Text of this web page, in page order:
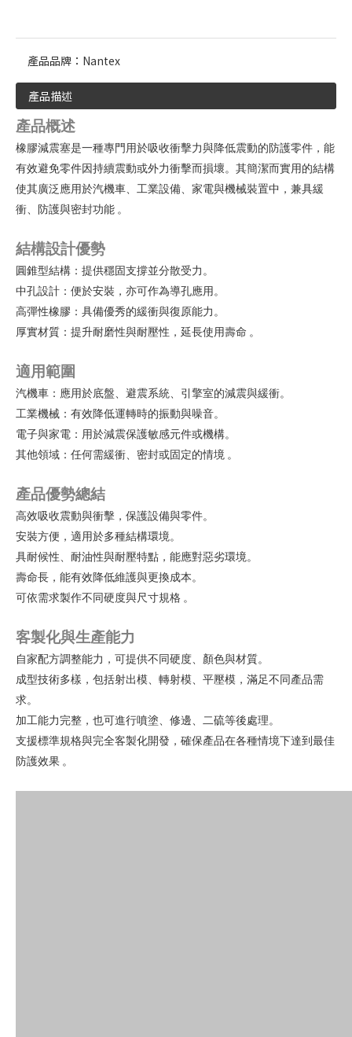
產品品牌： Nantex
產品描述
產品概述
橡膠減震塞是一種專門用於吸收衝擊力與降低震動的防護零件，能
有效避免零件因持續震動或外力衝擊而損壞。其簡潔而實用的結構
使其廣泛應用於汽機車、工業設備、家電與機械裝置中，兼具緩
衝、防護與密封功能 。
結構設計優勢
圓錐型結構：提供穩固支撐並分散受力。
中孔設計：便於安裝，亦可作為導孔應用。
高彈性橡膠：具備優秀的緩衝與復原能力。
厚實材質：提升耐磨性與耐壓性，延長使用壽命 。
適用範圍
汽機車：應用於底盤、避震系統、引擎室的減震與緩衝。
工業機械：有效降低運轉時的振動與噪音。
電子與家電：用於減震保護敏感元件或機構。
其他領域：任何需緩衝、密封或固定的情境 。
產品優勢總結
高效吸收震動與衝擊，保護設備與零件。
安裝方便，適用於多種結構環境。
具耐候性、耐油性與耐壓特點，能應對惡劣環境。
壽命長，能有效降低維護與更換成本。
可依需求製作不同硬度與尺寸規格 。
客製化與生產能力
自家配方調整能力，可提供不同硬度、顏色與材質。
成型技術多樣，包括射出模、轉射模、平壓模，滿足不同產品需
求。
加工能力完整，也可進行噴塗、修邊、二硫等後處理。
支援標準規格與完全客製化開發，確保產品在各種情境下達到最佳
防護效果 。